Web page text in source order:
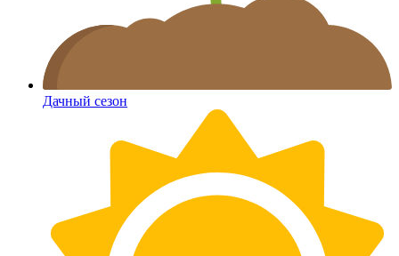
Дачный сезон